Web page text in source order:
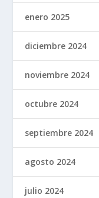
enero 2025
diciembre 2024
noviembre 2024
octubre 2024
septiembre 2024
agosto 2024
julio 2024